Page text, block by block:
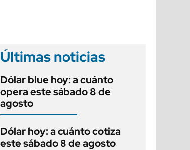
Últimas noticias
Dólar blue hoy: a cuánto
opera este sábado 8 de
agosto
Dólar hoy: a cuánto cotiza
este sábado 8 de agosto